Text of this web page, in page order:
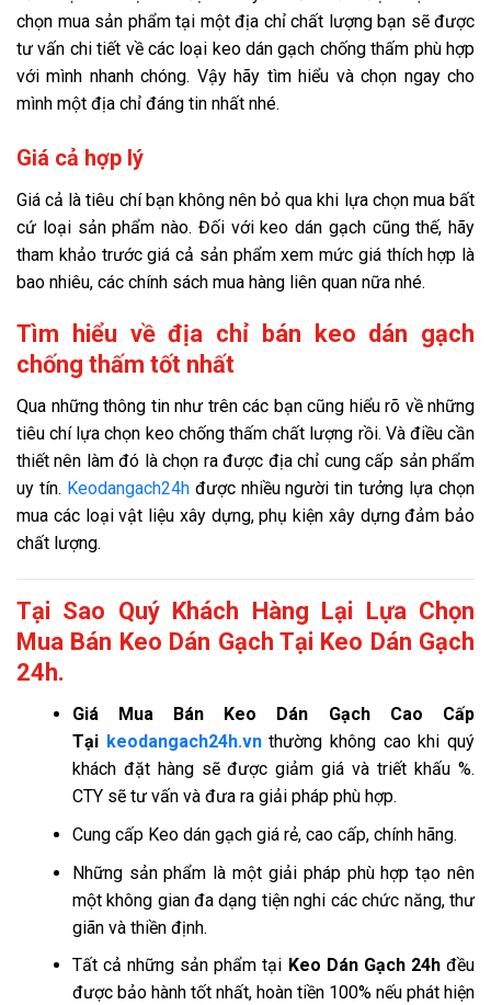
chọn mua sản phẩm tại một địa chỉ chất lượng bạn sẽ được
tư vấn chi tiết về các loại keo dán gạch chống thấm phù hợp
với mình nhanh chóng. Vậy hãy tìm hiểu và chọn ngay cho
mình một địa chỉ đáng tin nhất nhé.
Giá cả hợp lý
Giá cả là tiêu chí bạn không nên bỏ qua khi lựa chọn mua bất
cứ loại sản phẩm nào. Đối với keo dán gạch cũng thế, hãy
tham khảo trước giá cả sản phẩm xem mức giá thích hợp là
bao nhiêu, các chính sách mua hàng liên quan nữa nhé.
Tìm hiểu về địa chỉ bán keo dán gạch
chống thấm tốt nhất
Qua những thông tin như trên các bạn cũng hiểu rõ về những
tiêu chí lựa chọn keo chống thấm chất lượng rồi. Và điều cần
thiết nên làm đó là chọn ra được địa chỉ cung cấp sản phẩm
uy tín. Keodangach24hđược nhiều người tin tưởng lựa chọn
mua các loại vật liệu xây dựng, phụ kiện xây dựng đảm bảo
chất lượng.
Tại Sao Quý Khách Hàng Lại Lựa Chọn
Mua Bán Keo Dán Gạch Tại Keo Dán Gạch
24h.
GiáMua Bán Keo Dán Gạch Cao Cấp
Tại keodangach24h.vn thường không cao khi quý
khách đặt hàng sẽ được giảm giá và triết khấu %.
CTY sẽ tư vấn và đưa ra giải pháp phù hợp.
Cung cấp Keo dán gạch giá rẻ, cao cấp, chính hãng.
Những sản phẩm là một giải pháp phù hợp tạo nên
một không gian đa dạng tiện nghi các chức năng, thư
giãn và thiền định.
Tất cả những sản phẩm tại Keo Dán Gạch 24hđều
được bảo hành tốt nhất, hoàn tiền 100% nếu phát hiện